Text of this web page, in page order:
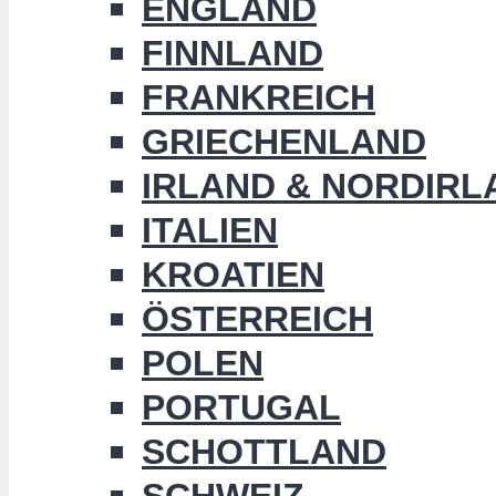
ENGLAND
FINNLAND
FRANKREICH
GRIECHENLAND
IRLAND &
ITALIEN
KROATIEN
ÖSTERREICH
POLEN
PORTUGAL
SCHOTTLAND